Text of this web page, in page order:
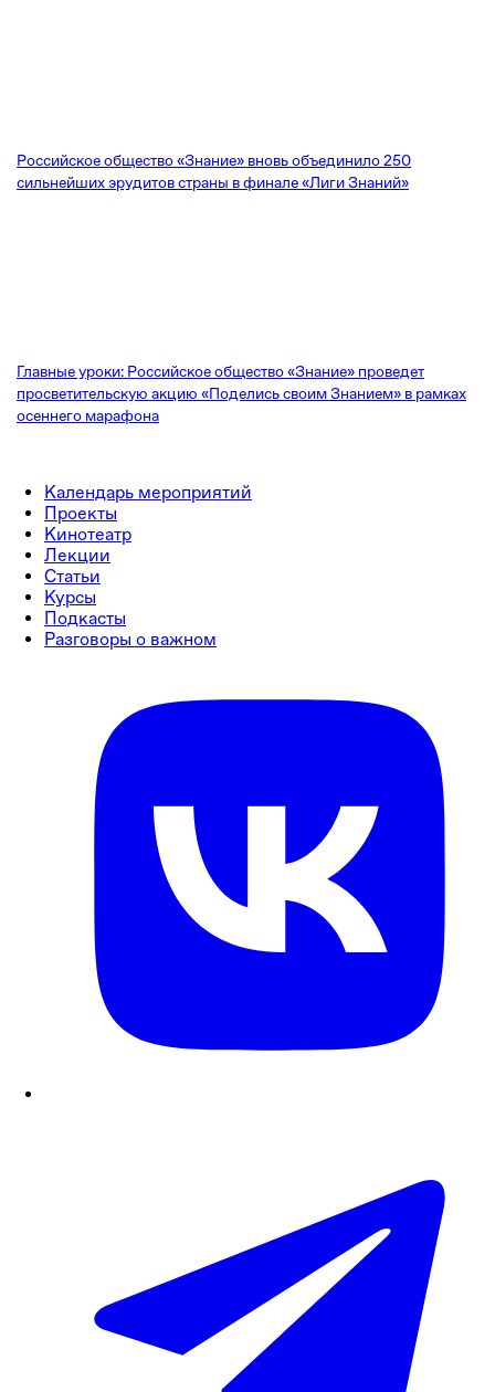
Российское общество «Знание» вновь объединило 250
сильнейших эрудитов страны в финале «Лиги Знаний»
Главные уроки: Российское общество «Знание» проведет
просветительскую акцию «Поделись своим Знанием» в рамках
осеннего марафона
Календарь мероприятий
Проекты
Кинотеатр
Лекции
Статьи
Курсы
Подкасты
Разговоры о важном